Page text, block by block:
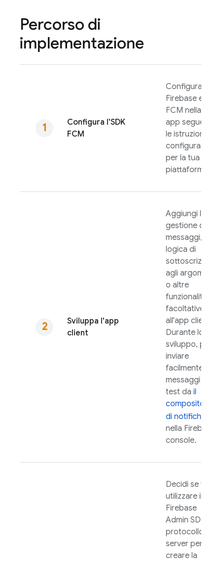
Percorso di
implementazione
Configura l'SDK
FCM
Configura
Firebase e
FCM nella tua
app seguendo
le istruzioni di
configurazione
per la tua
piattaforma.
Sviluppa l'app
client
Aggiungi la
gestione dei
messaggi, la
logica di
sottoscrizione
agli argomenti
o altre
funzionalità
facoltative
all'app client.
Durante lo
sviluppo, puoi
inviare
facilmente
messaggi di
test da il
compositore
di notifiche
nella Firebase
console.
Decidi se vuoi
utilizzare il
Firebase
Admin SDK
protocollo
server per
creare la